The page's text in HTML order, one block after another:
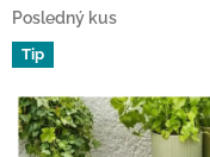
Posledný kus
Tip